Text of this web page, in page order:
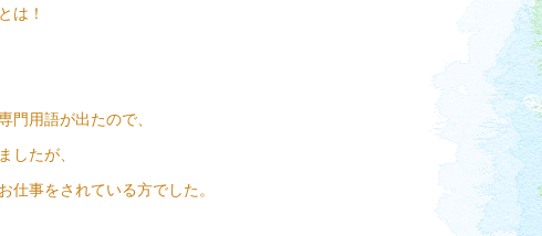
は！
門用語が出たので、
したが、
仕事をされている方でした。